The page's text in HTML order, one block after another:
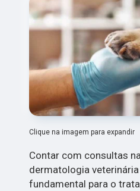
Clique na imagem para expandir
Contar com consultas
dermatologia
fundamental para o